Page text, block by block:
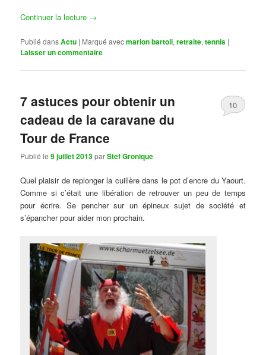
Continuer la lecture →
Publié dansActu | Marqué avecmarion bartoli,retraite,tennis |
Laisser un commentaire
7 astuces pour obtenir un
cadeau de la caravane du
Tour de France
Publié le9 juillet 2013parStef Gronique
10
Quel plaisir de replonger la cuillère dans le pot d’encre du Yaourt.
Comme si c’était une libération de retrouver un peu de temps
pour écrire. Se pencher sur un épineux sujet de société et
s’épancher pour aider mon prochain.